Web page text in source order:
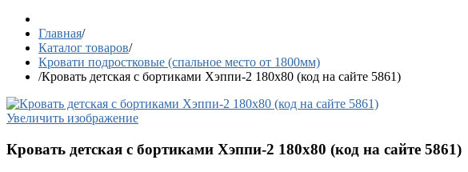
Главная/
Каталог товаров/
Кровати подростковые (спальное место от 1800мм)
/Кровать детская с бортиками Хэппи-2 180х80 (код на сайте 5861)
Увеличить изображение
Кровать детская с бортиками Хэппи-2 180х80 (код на сайте 5861)